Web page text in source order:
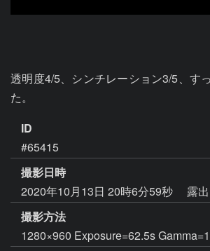
透明度4/5、シンチレーション3/5、す
た。
ID
#65415
撮影日時
2020年10月13日 20時6分59秒
露
撮影方法
1280×960 Exposure=62.5s